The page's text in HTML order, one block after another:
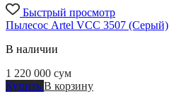
Быстрый просмотр
Пылесос Artel VCC 3507 (Серый)
В наличии
1 220 000 сум
Купить В корзину